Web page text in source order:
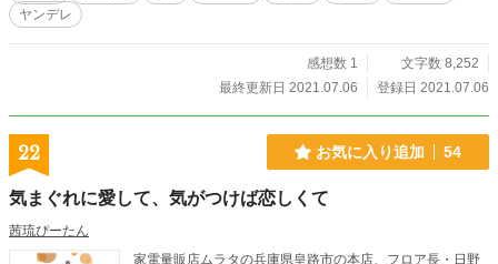
ヤンデレ
感想数 1
文字数 8,252
最終更新日 2021.07.06
登録日 2021.07.06
22 お気に入り追加 54
気まぐれに愛して、気がつけば恋しくて
茜琉ぴーたん
家電量販店ムラタの兵庫県皇路市の本店、フロア長・日野